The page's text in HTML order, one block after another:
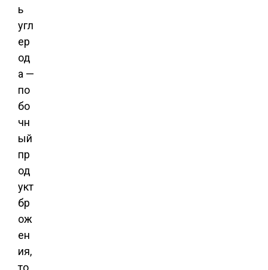
ь
угл
ер
од
а —
по
бо
чн
ый
пр
од
укт
бр
ож
ен
ия,
то